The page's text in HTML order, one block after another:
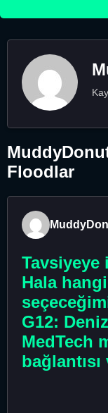
Floodlar
Tavsiyeye
Hala
G12:
MedTech
bağlantısı